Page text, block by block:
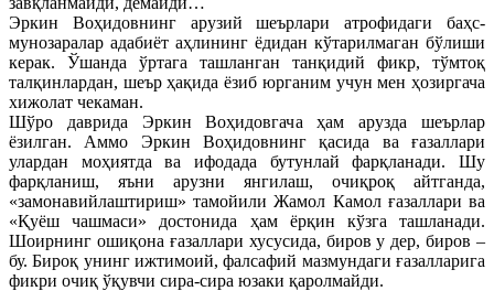
Эркин Воҳидовнинг арузий шеърлари атрофидаги баҳс-
мунозаралар адабиёт аҳлининг ёдидан кўтарилмаган бўлиши
керак. Ўшанда ўртага ташланган танқидий фикр, тўмтоқ
талқинлардан, шеър ҳақида ёзиб юрганим учун мен ҳозиргача
хижолат чекаман.
Шўро даврида Эркин Воҳидовгача ҳам арузда шеърлар
ёзилган. Аммо Эркин Воҳидовнинг қасида ва ғазаллари
улардан моҳиятда ва ифодада бутунлай фарқланади. Шу
фарқланиш, яъни арузни янгилаш, очиқроқ айтганда,
«замонавийлаштириш» тамойили Жамол Камол ғазаллари ва
«Қуёш чашмаси» достонида ҳам ёрқин кўзга ташланади.
Шоирнинг ошиқона ғазаллари хусусида, биров у дер, биров –
бу. Бироқ унинг ижтимоий, фалсафий мазмундаги ғазалларига
фикри очиқ ўқувчи сира-сира юзаки қаролмайди.